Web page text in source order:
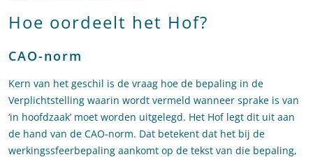
Hoe oordeelt het Hof?
CAO-norm
Kern van het geschil is de vraag hoe de bepaling in de
Verplichtstelling waarin wordt vermeld wanneer sprake is van
‘in hoofdzaak’ moet worden uitgelegd. Het Hof legt dit uit aan
de hand van de CAO-norm. Dat betekent dat het bij de
werkingssfeerbepaling aankomt op de tekst van die bepaling,